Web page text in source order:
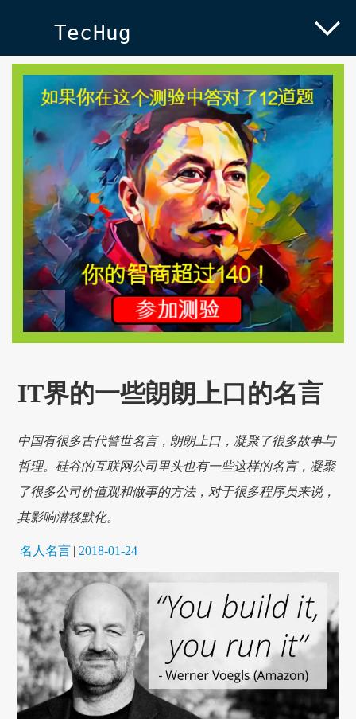
TecHug
IT界的一些朗朗上口的名言
中国有很多古代警世名言，朗朗上口，凝聚了很多故事与
哲理。硅谷的互联网公司里头也有一些这样的名言，凝聚
了很多公司价值观和做事的方法，对于很多程序员来说，
其影响潜移默化。
名人名言 | 2018-01-24